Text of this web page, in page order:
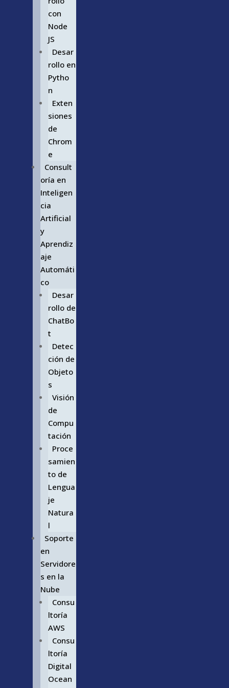
con
Node
JS
Desar
rollo en
Pytho
n
Exten
siones
de
Chrom
e
Consult
oría en
Inteligen
cia
Artificial
y
Aprendiz
aje
Automáti
co
Desar
rollo de
ChatBo
t
Detec
ción de
Objeto
s
Visión
de
Compu
tación
Proce
samien
to de
Lengua
je
Natura
l
Soporte
en
Servidore
s en la
Nube
Consu
ltoría
AWS
Consu
ltoría
Digital
Ocean